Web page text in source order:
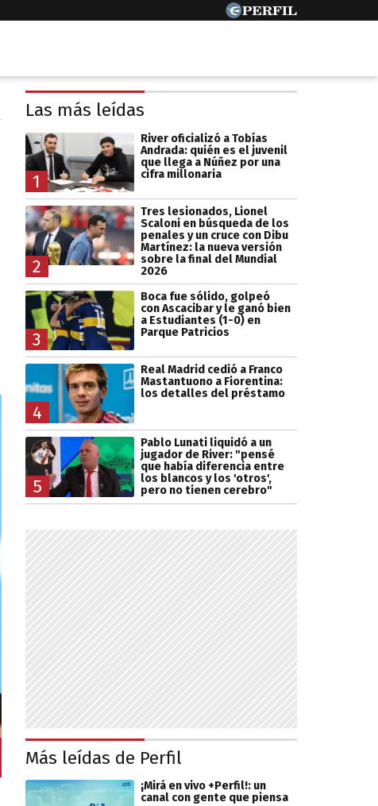
Las más leídas
1
River oficializó a Tobías
Andrada: quién es el juvenil
que llega a Núñez por una
cifra millonaria
2
Tres lesionados, Lionel
Scaloni en búsqueda de los
penales y un cruce con Dibu
Martínez: la nueva versión
sobre la final del Mundial
2026
3
Boca fue sólido, golpeó
con Ascacibar y le ganó bien
a Estudiantes (1-0) en
Parque Patricios
4
Real Madrid cedió a Franco
Mastantuono a Fiorentina:
los detalles del préstamo
5
Pablo Lunati liquidó a un
jugador de River: "pensé
que había diferencia entre
los blancos y los 'otros',
pero no tienen cerebro"
Más leídas de Perfil
¡Mirá en vivo +Perfil!: un
canal con gente que piensa